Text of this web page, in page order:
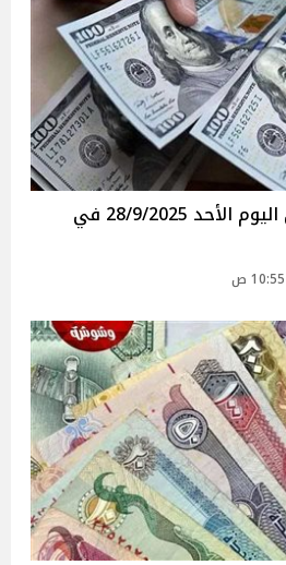
سعر الدولار الأمريكي اليوم الأحد 28/9/2025 في